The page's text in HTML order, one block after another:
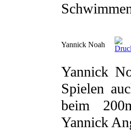
Yannick Noah
Yannick
Spielen
beim
Yannick